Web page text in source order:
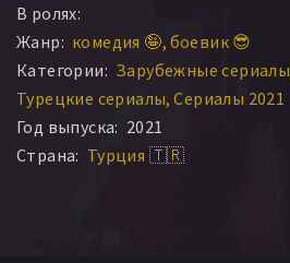
В ролях:
Жанр: комедия 🤪 боевик 😎
Категории: Зарубежные сериалы
Турецкие сериалы Сериалы 2021
Год выпуска: 2021
Страна: Турция 🇹🇷